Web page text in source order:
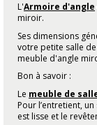
L'Armoire d'angle
miroir.
Ses dimensions
votre petite salle
meuble d'angle
Bon à savoir :
Le meuble de
Pour l’entretient,
est lisse et le